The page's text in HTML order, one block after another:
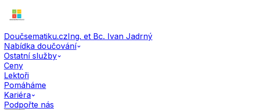
Doučsematiku.czIng. et Bc. Ivan Jadrný
Nabídka doučování
Ostatní služby
Ceny
Lektoři
Pomáháme
Kariéra
Podpořte nás